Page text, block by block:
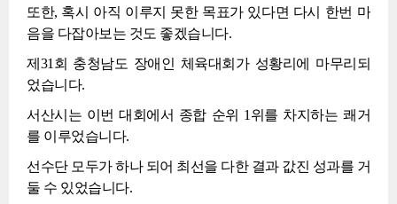
또한, 혹시 아직 이루지 못한 목표가 있다면 다시 한번 마
음을 다잡아보는 것도 좋겠습니다.
제31회 충청남도 장애인 체육대회가 성황리에 마무리되
었습니다.
서산시는 이번 대회에서 종합 순위 1위를 차지하는 쾌거
를 이루었습니다.
선수단 모두가 하나 되어 최선을 다한 결과 값진 성과를 거
둘 수 있었습니다.